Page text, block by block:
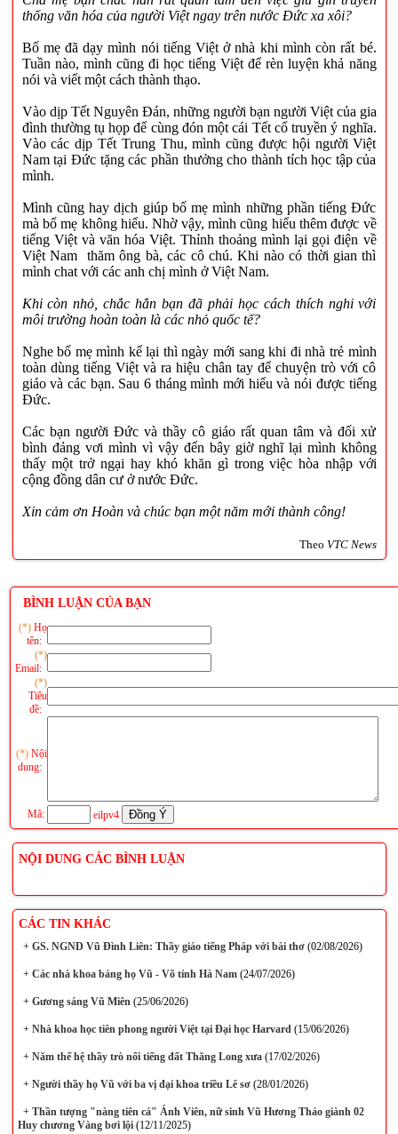
thống văn hóa của người Việt ngay trên nước Đức xa xôi?
Bố mẹ đã dạy mình nói tiếng Việt ở nhà khi mình còn rất bé.
Tuần nào, mình cũng đi học tiếng Việt để rèn luyện khả năng
nói và viết một cách thành thạo.
Vào dịp Tết Nguyên Đán, những người bạn người Việt của gia
đình thường tụ họp để cùng đón một cái Tết cổ truyền ý nghĩa.
Vào các dịp Tết Trung Thu, mình cũng được hội người Việt
Nam tại Đức tặng các phần thưởng cho thành tích học tập của
mình.
Mình cũng hay dịch giúp bố mẹ mình những phần tiếng Đức
mà bố mẹ không hiểu. Nhờ vậy, mình cũng hiểu thêm được về
tiếng Việt và văn hóa Việt. Thỉnh thoảng mình lại gọi điện về
Việt Nam thăm ông bà, các cô chú. Khi nào có thời gian thì
mình chat với các anh chị mình ở Việt Nam.
Khi còn nhỏ, chắc hẳn bạn đã phải học cách thích nghi với
môi trường hoàn toàn là các nhỏ quốc tế?
Nghe bố mẹ mình kể lại thì ngày mới sang khi đi nhà trẻ mình
toàn dùng tiếng Việt và ra hiệu chân tay để chuyện trò với cô
giáo và các bạn. Sau 6 tháng mình mới hiểu và nói được tiếng
Đức.
Các bạn người Đức và thầy cô giáo rất quan tâm và đối xử
bình đảng vơi mình vì vậy đến bây giờ nghĩ lại mình không
thấy một trở ngại hay khó khăn gì trong việc hòa nhập với
cộng đồng dân cư ở nước Đức.
Xin cảm ơn Hoàn và chúc bạn một năm mới thành công!
Theo VTC News
BÌNH LUẬN CỦA BẠN
(*) Họ
tên:
(*)
Email:
(*)
Tiêu
đề:
(*) Nội
dung:
Mã: eilpv4
NỘI DUNG CÁC BÌNH LUẬN
CÁC TIN KHÁC
+GS. NGND Vũ Đình Liên: Thầy giáo tiếng Pháp với bài thơ(02/08/2026)
+Các nhà khoa bảng họ Vũ - Võ tỉnh Hà Nam(24/07/2026)
+Gương sáng Vũ Miên(25/06/2026)
+Nhà khoa học tiên phong người Việt tại Đại học Harvard(15/06/2026)
+Năm thế hệ thầy trò nổi tiếng đất Thăng Long xưa(17/02/2026)
+Người thầy họ Vũ với ba vị đại khoa triều Lê sơ(28/01/2026)
+Thần tượng "nàng tiên cá" Ánh Viên, nữ sinh Vũ Hương Thảo giành 02
Huy chương Vàng bơi lội(12/11/2025)